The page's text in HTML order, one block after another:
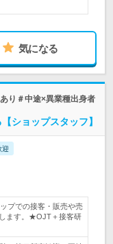
気になる
り＃中途×異業種出身者
ショップスタッフ】
迎
プでの接客・販売や売
ます。★OJT＋接客研